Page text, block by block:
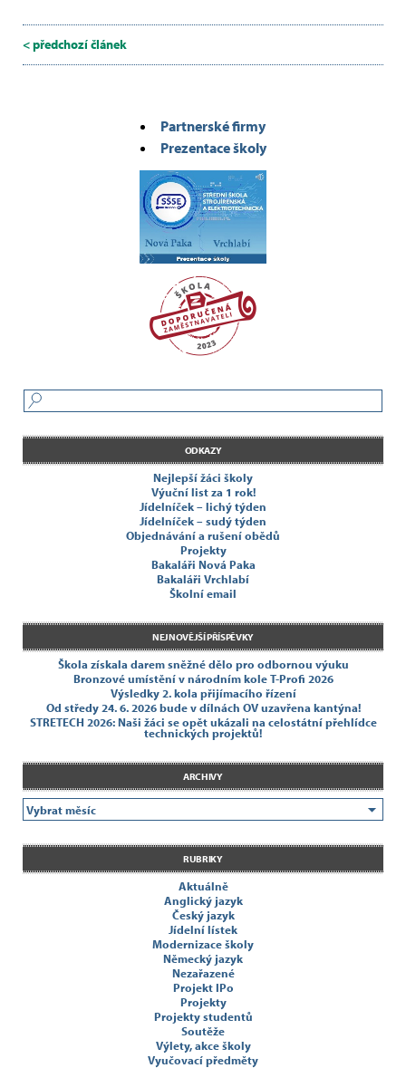
< předchozí článek
Partnerské firmy
Prezentace školy
ODKAZY
Nejlepší žáci školy
Výuční list za 1 rok!
Jídelníček – lichý týden
Jídelníček – sudý týden
Objednávání a rušení obědů
Projekty
Bakaláři Nová Paka
Bakaláři Vrchlabí
Školní email
NEJNOVĚJŠÍ PŘÍSPĚVKY
Škola získala darem sněžné dělo pro odbornou výuku
Bronzové umístění v národním kole T-Profi 2026
Výsledky 2. kola přijímacího řízení
Od středy 24. 6. 2026 bude v dílnách OV uzavřena kantýna!
STRETECH 2026: Naši žáci se opět ukázali na celostátní přehlídce
technických projektů!
ARCHIVY
RUBRIKY
Aktuálně
Anglický jazyk
Český jazyk
Jídelní lístek
Modernizace školy
Německý jazyk
Nezařazené
Projekt IPo
Projekty
Projekty studentů
Soutěže
Výlety, akce školy
Vyučovací předměty